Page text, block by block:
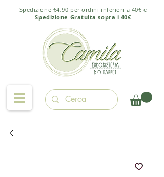
Spedizione €4,90 per ordini inferiori a 40€ e
Spedizione Gratuita sopra i 40€